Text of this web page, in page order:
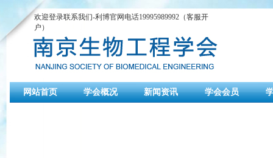
欢迎登录联系我们-利博官网电话19995989992（客服开
户）
网站首页 学会概况 新闻资讯 学会会员